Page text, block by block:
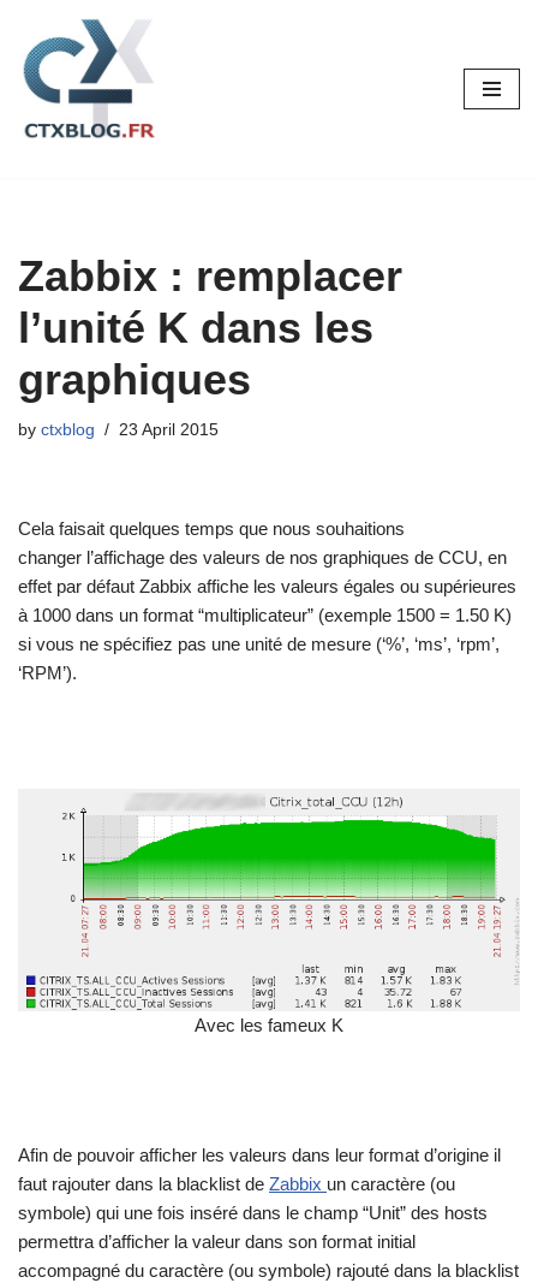
Skip
to
content
Zabbix : remplacer
l’unité K dans les
graphiques
by ctxblog 23 April 2015
Cela faisait quelques temps que nous souhaitions
changer l’affichage des valeurs de nos graphiques de CCU, en
effet par défaut Zabbix affiche les valeurs égales ou supérieures
à 1000 dans un format “multiplicateur” (exemple 1500 = 1.50 K)
si vous ne spécifiez pas une unité de mesure (‘%’, ‘ms’, ‘rpm’,
‘RPM’).
Avec les fameux K
Afin de pouvoir afficher les valeurs dans leur format d’origine il
faut rajouter dans la blacklist de Zabbix un caractère (ou
symbole) qui une fois inséré dans le champ “Unit” des hosts
permettra d’afficher la valeur dans son format initial
accompagné du caractère (ou symbole) rajouté dans la blacklist